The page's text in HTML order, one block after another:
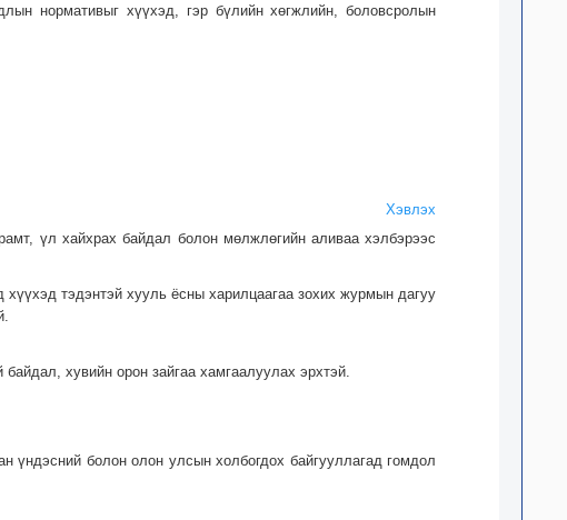
нормативыг хүүхэд, гэр бүлийн хөгжлийн, боловсролын
Хэвлэх
үл хайхрах байдал болон мөлжлөгийн аливаа хэлбэрээс
тэдэнтэй хууль ёсны харилцаагаа зохих журмын дагуу
хувийн орон зайгаа хамгаалуулах эрхтэй.
үндэсний болон олон улсын холбогдох байгууллагад гомдол